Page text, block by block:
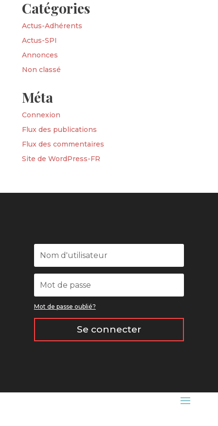
Catégories
Actus-Adhérents
Actus-SPI
Annonces
Non classé
Méta
Connexion
Flux des publications
Flux des commentaires
Site de WordPress-FR
Mot de passe oublié?
Se connecter